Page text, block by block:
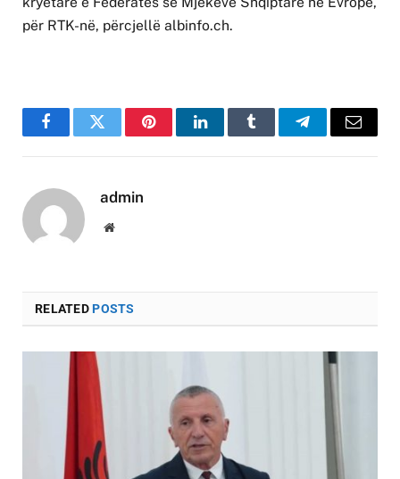
për RTK-në, përcjellë albinfo.ch.
FacebookTwitter PinterestLinkedInTumblr TelegramEmail
admin
Website
RELATEDPOSTS